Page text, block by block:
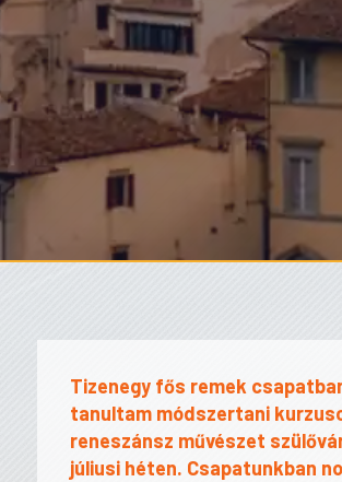
Tizenegy fős remek
tanultam módszertani
reneszánsz művészet
júliusi héten. Csapatunkban